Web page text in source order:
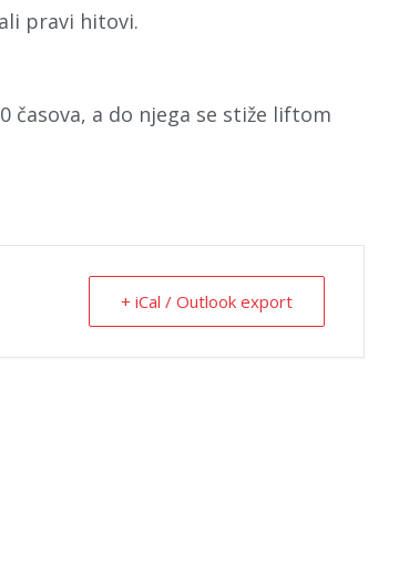
pravi hitovi.
a do njega se stiže liftom
+ iCal / Outlook export